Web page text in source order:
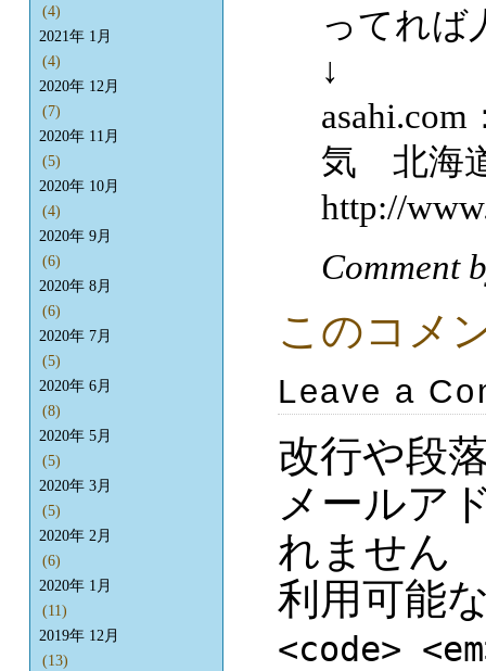
ってれば
↓
気 北海
http://
Comment
このコメ
Leave a
改行や段
メールア
れません
利用可能
<code>
(4)
2021年 1月
(4)
2020年 12月
(7)
2020年 11月
(5)
2020年 10月
(4)
2020年 9月
(6)
2020年 8月
(6)
2020年 7月
(5)
2020年 6月
(8)
2020年 5月
(5)
2020年 3月
(5)
2020年 2月
(6)
2020年 1月
(11)
2019年 12月
(13)